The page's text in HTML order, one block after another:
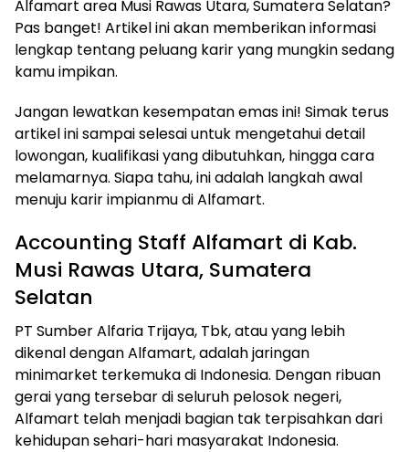
Alfamart area Musi Rawas Utara, Sumatera Selatan?
Pas banget! Artikel ini akan memberikan informasi
lengkap tentang peluang karir yang mungkin sedang
kamu impikan.
Jangan lewatkan kesempatan emas ini! Simak terus
artikel ini sampai selesai untuk mengetahui detail
lowongan, kualifikasi yang dibutuhkan, hingga cara
melamarnya. Siapa tahu, ini adalah langkah awal
menuju karir impianmu di Alfamart.
Accounting Staff Alfamart di Kab.
Musi Rawas Utara, Sumatera
Selatan
PT Sumber Alfaria Trijaya, Tbk, atau yang lebih
dikenal dengan Alfamart, adalah jaringan
minimarket terkemuka di Indonesia. Dengan ribuan
gerai yang tersebar di seluruh pelosok negeri,
Alfamart telah menjadi bagian tak terpisahkan dari
kehidupan sehari-hari masyarakat Indonesia.